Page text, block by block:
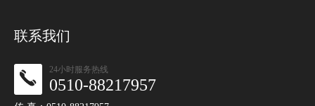
联系我们
24小时服务热线
0510-88217957